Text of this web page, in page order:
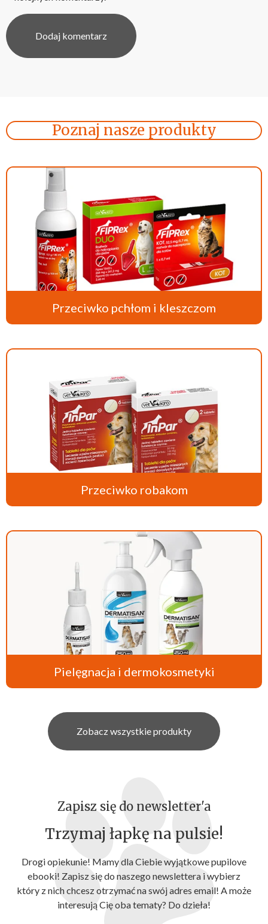
Poznaj nasze produkty
Przeciwko pchłom i kleszczom
Przeciwko robakom
Pielęgnacja i dermokosmetyki
Zobacz wszystkie produkty
Zapisz się do newsletter'a
Trzymaj łapkę na pulsie!
Drogi opiekunie! Mamy dla Ciebie wyjątkowe pupilove
ebooki! Zapisz się do naszego newslettera i wybierz
który z nich chcesz otrzymać na swój adres email! A może
interesują Cię oba tematy? Do dzieła!